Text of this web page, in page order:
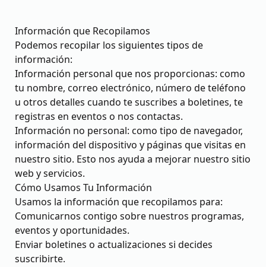
Información que Recopilamos
Podemos recopilar los siguientes tipos de
información:
Información personal que nos proporcionas: como
tu nombre, correo electrónico, número de teléfono
u otros detalles cuando te suscribes a boletines, te
registras en eventos o nos contactas.
Información no personal: como tipo de navegador,
información del dispositivo y páginas que visitas en
nuestro sitio. Esto nos ayuda a mejorar nuestro sitio
web y servicios.
Cómo Usamos Tu Información
Usamos la información que recopilamos para:
Comunicarnos contigo sobre nuestros programas,
eventos y oportunidades.
Enviar boletines o actualizaciones si decides
suscribirte.